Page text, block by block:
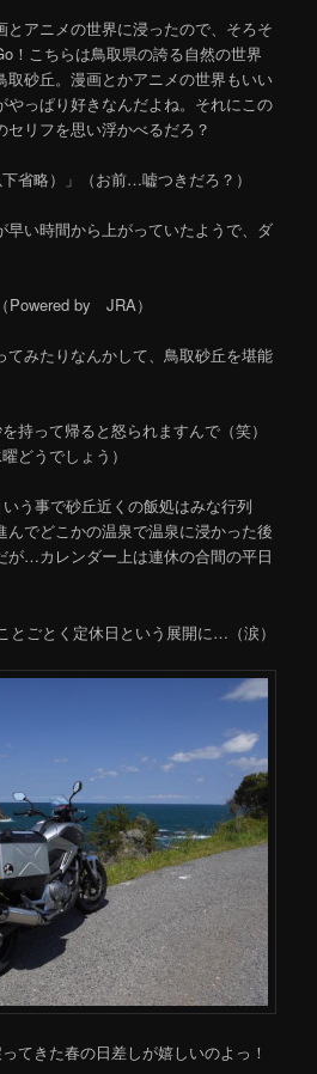
とアニメの世界に浸ったので、そろそ
！こちらは鳥取県の誇る自然の世界
取砂丘。漫画とかアニメの世界もいい
やっぱり好きなんだよね。それにこの
リフを思い浮かべるだろ？
省略）」（お前…嘘つきだろ？）
早い時間から上がっていたようで、ダ
Powered by JRA）
てみたりなんかして、鳥取砂丘を堪能
持って帰ると怒られますんで（笑）
曜どうでしょう）
う事で砂丘近くの飯処はみな行列
でどこかの温泉で温泉に浸かった後
が…カレンダー上は連休の合間の平日
とごとく定休日という展開に…（涙）
てきた春の日差しが嬉しいのよっ！